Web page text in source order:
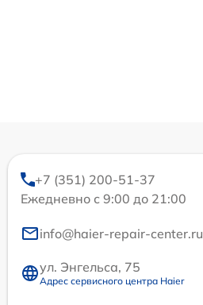
+7 (351) 200-51-37
Ежедневно с 9:00 до 21:00
info@haier-repair-center.ru
ул. Энгельса, 75
Адрес сервисного центра Haier